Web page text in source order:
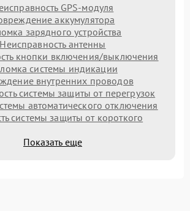
GPS-модуля
аккумулятора
зарядного устройства
Неисправность антенны
кнопки включения/выключения
системы индикации
внутренних проводов
системы защиты от перегрузок
автоматического отключения
системы защиты от короткого
Показать еще